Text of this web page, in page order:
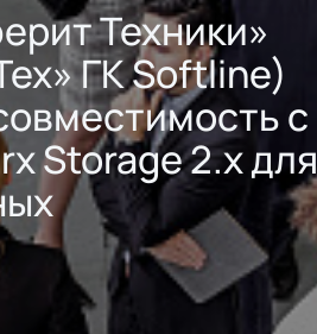
Техники»
ГК Softline)
с
Storage 2.x для